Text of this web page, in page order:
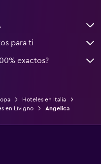
para ti
exactos?
Hoteles en Italia
en Livigno Angelica